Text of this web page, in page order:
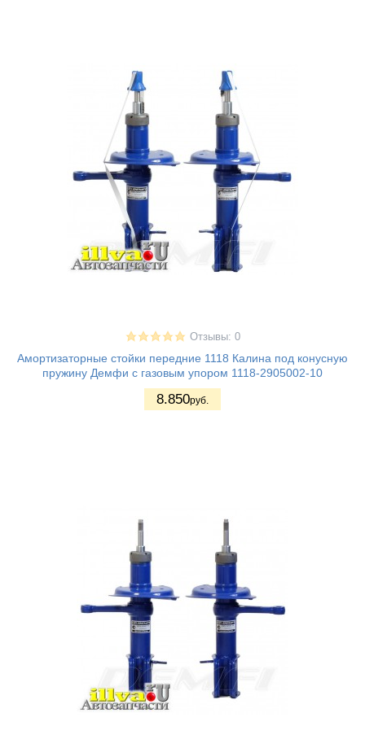
Отзывы: 0
Амортизаторные стойки передние 1118 Калина под конусную
пружину Демфи с газовым упором 1118-2905002-10
8.850руб.